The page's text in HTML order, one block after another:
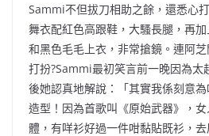
Sammi不但拔刀相助之餘，還悉心打
舞衣配紅色高跟鞋，大騷長腿， 再
和黑色毛毛上衣，非常搶鏡。 連阿
打扮?Sammi最初笑言前一晚因為太
後她認真地解說：「其實我係刻意
造型！ 因為首歌叫《原始武器》，
體， 有咩衫好過一件咁黏貼既衫，